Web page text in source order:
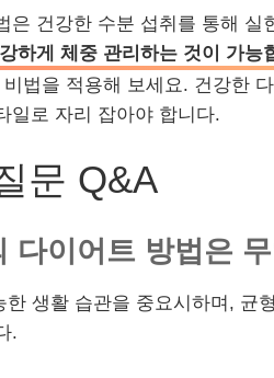
은 건강한 수분 섭취를 통해 실
하게 체중 관리하는 것이 가능
법을 적용해 보세요. 건강한
일로 자리 잡아야 합니다.
문 Q&A
다이어트 방법은
생활 습관을 중요시하며, 균
.